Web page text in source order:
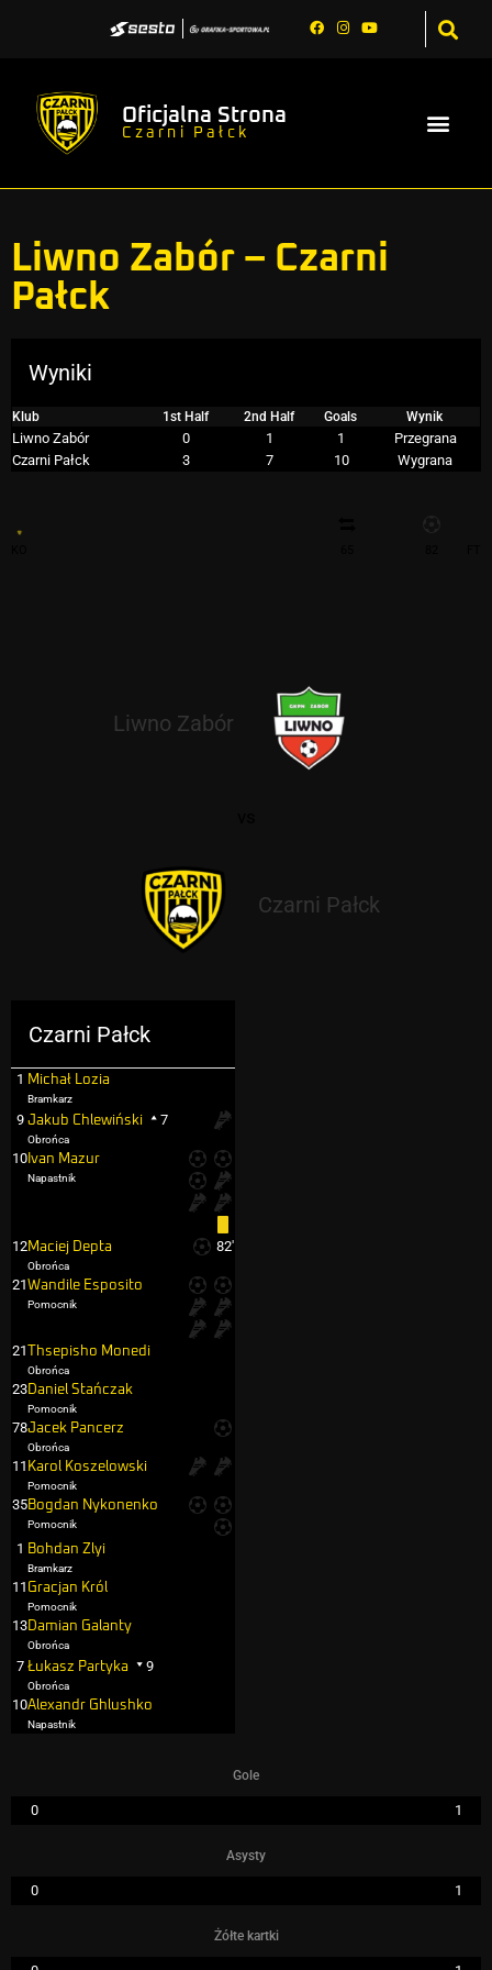
Oficjalna Strona
Czarni Pałck
Liwno Zabór – Czarni
Pałck
Wyniki
Klub 1st Half 2nd Half Goals Wynik
Liwno Zabór 0 1 1
Przegrana
Czarni Pałck
3 7 10 Wygrana
Liwno Zabór
Czarni Pałck
Czarni Pałck
1 Michał Lozia
Bramkarz
9 Jakub Chlewiński 7
Obrońca
10 Ivan Mazur
Napastnik
12Maciej Depta
Obrońca
82'
21Wandile Esposito
Pomocnik
21
Thsepisho Monedi
Obrońca
23Daniel Stańczak
Pomocnik
78Jacek Pancerz
Obrońca
11 Karol Koszelowski
Pomocnik
35Bogdan Nykonenko
Pomocnik
1 Bohdan Zlyi
Bramkarz
11 Gracjan Król
Pomocnik
13Damian Galanty
Obrońca
7 Łukasz Partyka 9
Obrońca
10Alexandr Ghlushko
Napastnik
Gole
0 1
Asysty
0 1
Żółte kartki